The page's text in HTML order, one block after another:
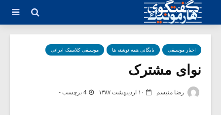
اخبار موسیقی بایگانی همه نوشته ها موسیقی کلاسیک ایرانی
نوای مشترک
رضا متبسم ۱۰ اردیبهشت ۱۳۸۷ 4 برچسب -